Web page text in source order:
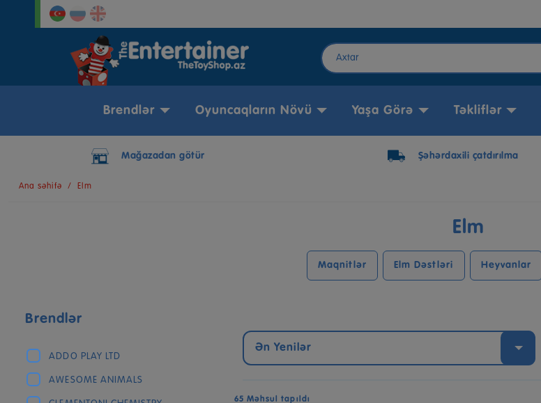
Brendlər Oyuncaqların Növü Yaşa Görə Təkliflər
Şəhərdaxili çatdırılma 50 AZN+ pulsuz çatdırılma
Ana səhifə Elm
Elm
Maqnitlər Elm Dəstləri Heyvanlar
Brendlər
ADDO PLAY LTD
AWESOME ANIMALS
Ən Yenilər
65 Məhsul tapıldı